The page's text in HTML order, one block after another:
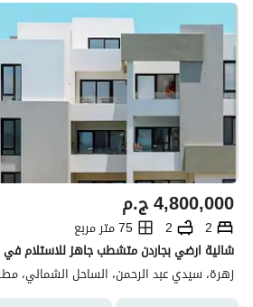
ج.م4,800,000
2
2
75 متر مربع
شالية ارضي بجاردن متشطب جاهز للاستلام
زهرة، سيدي عبد الرحمن، الساحل الشمالي،